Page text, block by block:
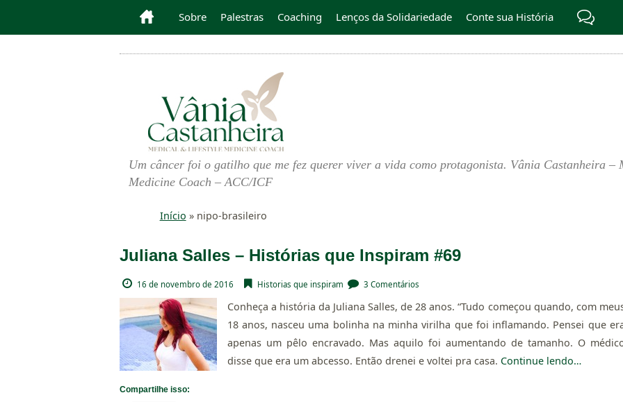
Sobre Palestras Coaching Lenços da Solidariedade Conte sua História
Um câncer foi o gatilho que me fez querer viver a vida como protagonista. Vânia Castanheira
Medicine Coach – ACC/ICF
Início » nipo-brasileiro
Juliana Salles – Histórias que Inspiram #69
16 de novembro de 2016 Historias que inspiram 3 Comentários
Conheça a história da Juliana Salles, de 28 anos. “Tudo começou quando, com
18 anos, nasceu uma bolinha na minha virilha que foi inflamando. Pensei que
apenas um pêlo encravado. Mas aquilo foi aumentando de tamanho. O
disse que era um abcesso. Então drenei e voltei pra casa. Continue lendo…
Compartilhe isso: